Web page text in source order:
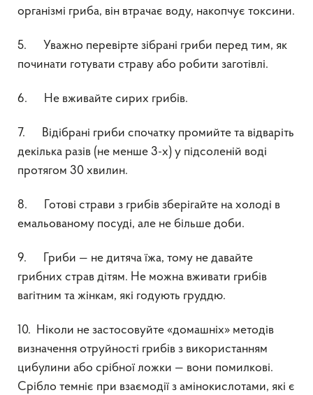
організмі гриба, він втрачає воду, накопчує токсини.
5. Уважно перевірте зібрані гриби перед тим, як
починати готувати страву або робити заготівлі.
6. Не вживайте сирих грибів.
7. Відібрані гриби спочатку промийте та відваріть
декілька разів (не менше 3-х) у підсоленій воді
протягом 30 хвилин.
8. Готові страви з грибів зберігайте на холоді в
емальованому посуді, але не більше доби.
9. Гриби — не дитяча їжа, тому не давайте
грибних страв дітям. Не можна вживати грибів
вагітним та жінкам, які годують груддю.
10. Ніколи не застосовуйте «домашніх» методів
визначення отруйності грибів з використанням
цибулини або срібної ложки — вони помилкові.
Срібло темніє при взаємодії з амінокислотами, які є